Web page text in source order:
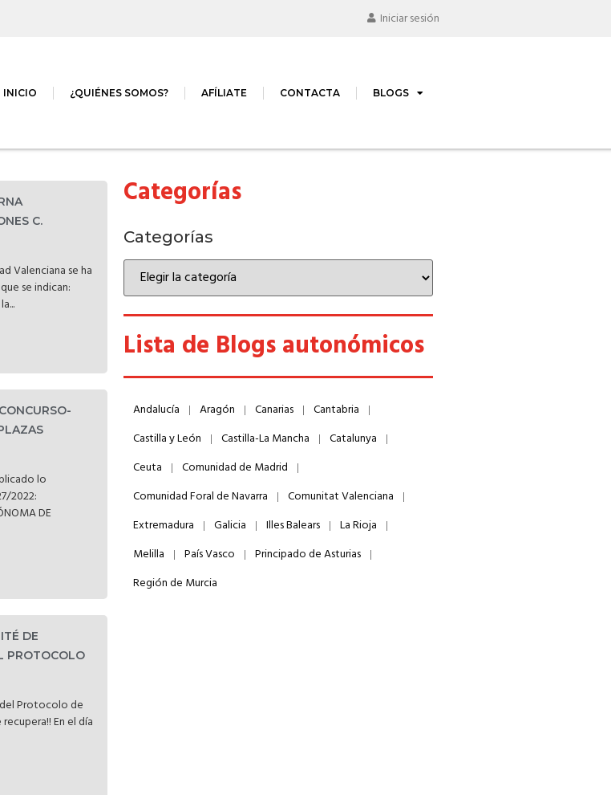
Iniciar sesión
INICIO ¿QUIÉNES SOMOS? AFÍLIATE CONTACTA BLOGS
C.
Valenciana se ha
se indican:
lo
2022:
DE
DE
PROTOCOLO
del Protocolo de
En el día
Categorías
Categorías
Lista de Blogs autonómicos
Andalucía Aragón Canarias
Cantabria
Castilla y León
Castilla-La Mancha
Catalunya
Ceuta
Comunidad de Madrid
Comunidad Foral de Navarra
Comunitat Valenciana
Extremadura
Galicia Illes Balears
La Rioja
Melilla
País Vasco
Principado de Asturias
Región de Murcia